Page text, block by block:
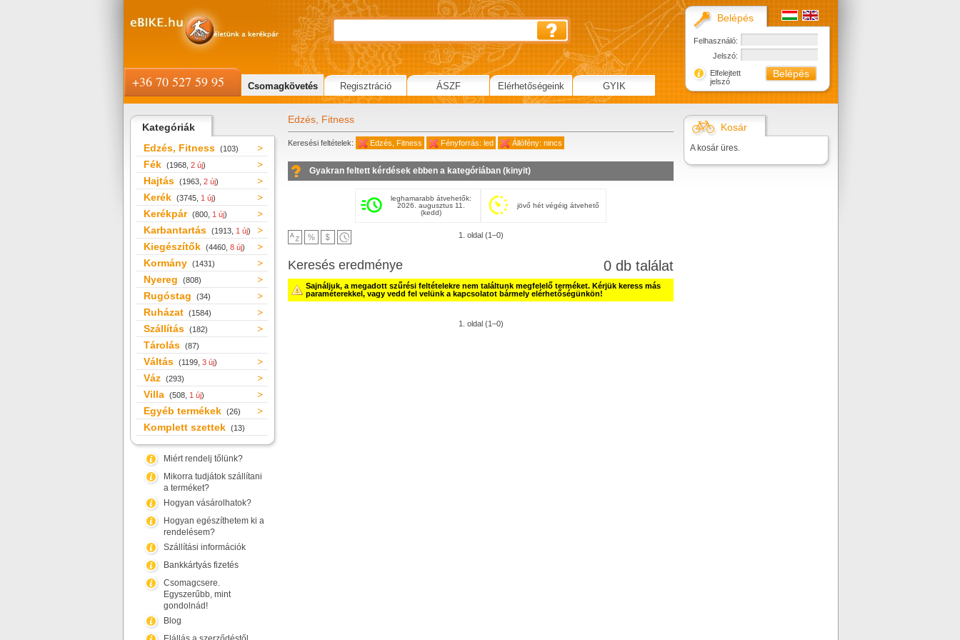
Kategóriák
Edzés, Fitness (103)
Fék (1968, 2 új)
Hajtás (1963, 2 új)
Kerék (3745, 1 új)
Kerékpár (800, 1 új)
Karbantartás (1913, 1 új)
Kiegészítők (4460, 8 új)
Kormány (1431)
Nyereg (808)
Rugóstag (34)
Ruházat (1584)
Szállítás (182)
Tárolás (87)
Váltás (1199, 3 új)
Váz (293)
Villa (508, 1 új)
Egyéb termékek (26)
Komplett szettek (13)
Miért rendelj tőlünk?
Mikorra tudjátok szállítani
a terméket?
Hogyan vásárolhatok?
Hogyan egészíthetem ki a
rendelésem?
Szállítási információk
Bankkártyás fizetés
Csomagcsere.
Egyszerűbb, mint
gondolnád!
Blog
Edzés, Fitness
Keresési feltételek: Edzés, Fitness Fényforrás: led Állófény: nincs
Gyakran feltett kérdések ebben a kategóriában (kinyit)
leghamarabb átvehetők:
2026. augusztus 11.
(kedd)
jövő hét végéig átvehető
1. oldal (1–0)
0 db találat
Keresés eredménye
Sajnáljuk, a megadott szűrési feltételekre nem találtunk megfelelő terméket. Kérjük keress más
paraméterekkel, vagy vedd fel velünk a kapcsolatot bármely elérhetőségünkön!
1. oldal (1–0)
Kosár
A kosár üres.
Belépés
Felhasználó:
Jelszó:
Elfelejtett
jelszó
+36 70 527 59 95 Csomagkövetés Regisztráció ÁSZF Elérhetőségeink GYIK